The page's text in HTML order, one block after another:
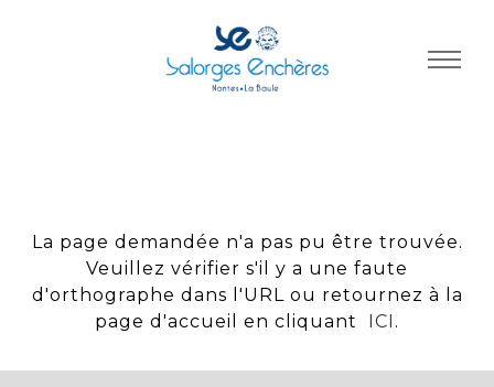
La page demandée n'a pas pu être trouvée.
Veuillez vérifier s'il y a une faute
d'orthographe dans l'URL ou retournez à la
page d'accueil en cliquant
ICI .